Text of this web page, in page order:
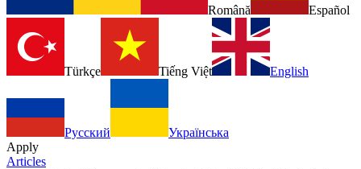
Română Español
Türkçe Tiếng Việt English
Русский
Українська
Apply
Articles